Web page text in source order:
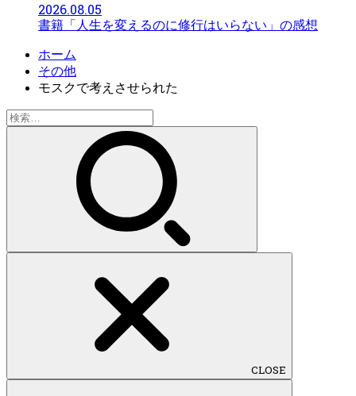
2026.08.05
書籍「人生を変えるのに修行はいらない」の感想
ホーム
その他
モスクで考えさせられた
検
索:
CLOSE